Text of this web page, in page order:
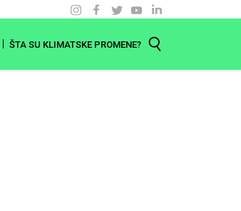
ŠTA SU KLIMATSKE PROMENE?